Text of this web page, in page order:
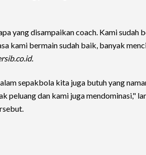
yang disampaikan coach. Kami sudah
kami bermain sudah baik, banyak
sepakbola kita juga butuh yang
peluang dan kami juga mendominasi,"